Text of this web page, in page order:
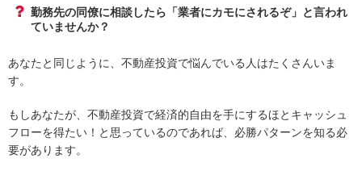
勤務先の同僚に相談したら「業者にカモにされるぞ」と言われ
ていませんか？
あなたと同じように、不動産投資で悩んでいる人はたくさんいま
す。
もしあなたが、不動産投資で経済的自由を手にするほとキャッシュ
フローを得たい！と思っているのであれば、必勝パターンを知る必
要があります。